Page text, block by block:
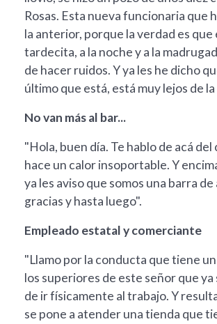
Rosas. Esta nueva funcionaria que
la anterior, porque la verdad es
tardecita, a la noche y a la
de hacer ruidos. Y ya les he dicho
último que está, está muy lejos de
No van más al bar...
"Hola, buen día. Te hablo de acá
hace un calor insoportable. Y
ya les aviso que somos una barra
gracias y hasta luego".
Empleado estatal y comerciante
"Llamo por la conducta que tiene
los superiores de este señor que
de ir físicamente al trabajo. Y
se pone a atender una tienda que